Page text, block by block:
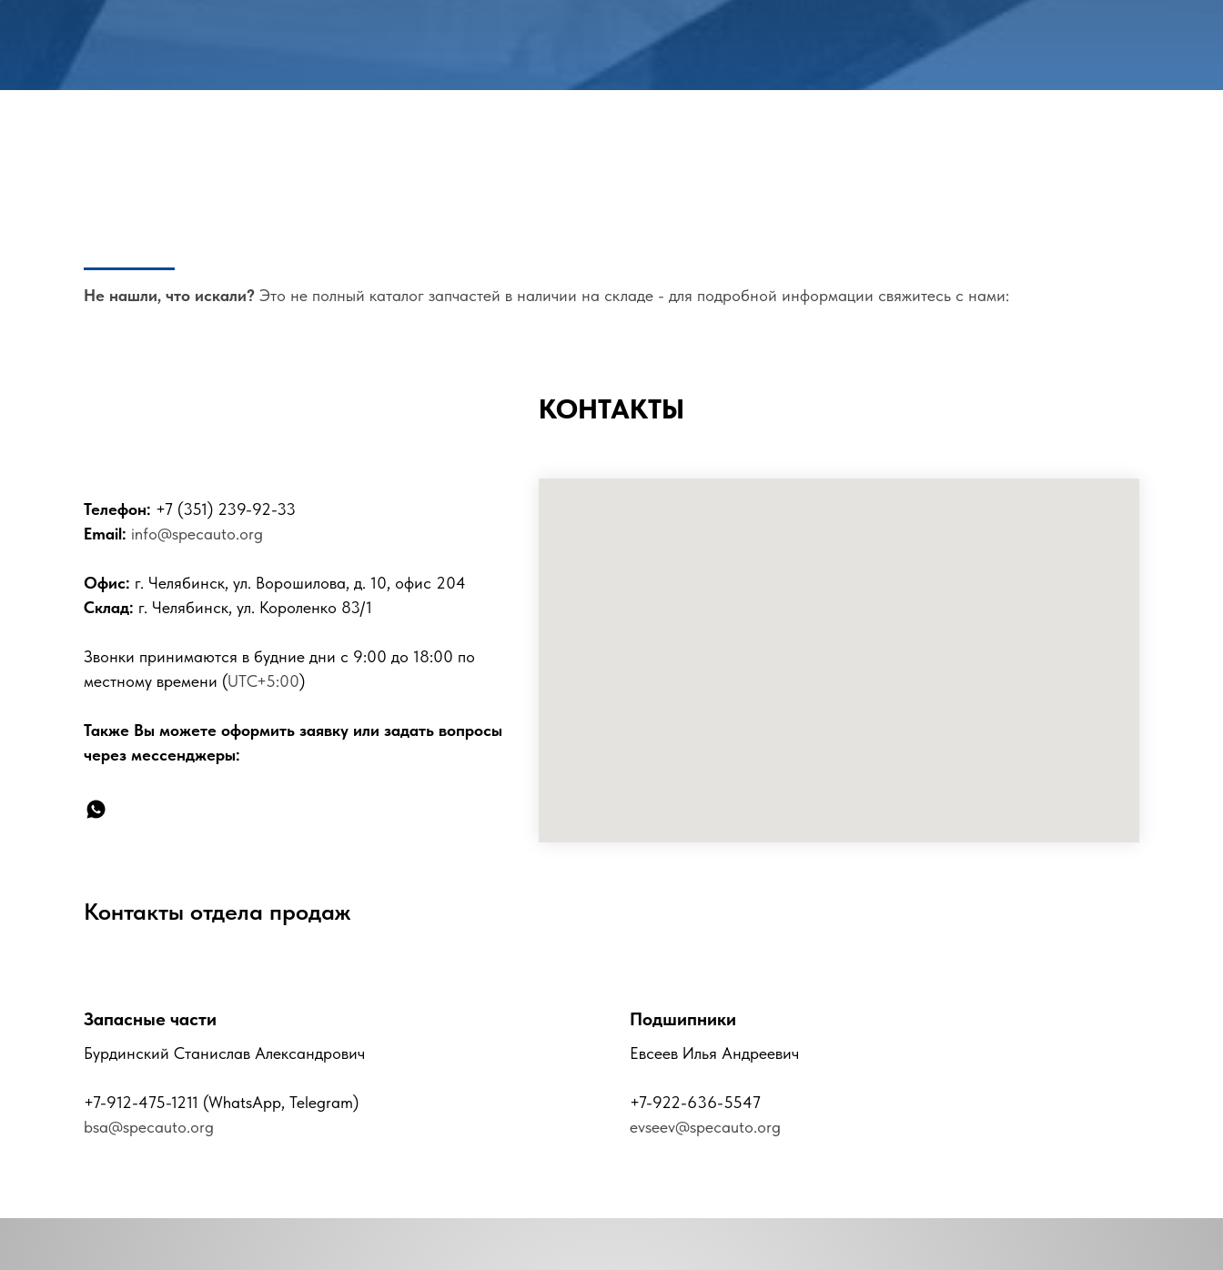
Не нашли, что искали? Это не полный каталог запчастей в наличии на складе - для подробной информации свяжитесь с нами:
КОНТАКТЫ
Телефон: +7 (351) 239-92-33
Email: info@specauto.org
Офис: г. Челябинск, ул. Ворошилова, д. 10, офис 204
Склад: г. Челябинск, ул. Короленко 83/1
Звонки принимаются в будние дни с 9:00 до 18:00 по
местному времени (UTC+5:00)
Также Вы можете оформить заявку или задать вопросы
через мессенджеры:
Контакты отдела продаж
Запасные части
Бурдинский Станислав Александрович
+7-912-475-1211 (WhatsApp, Telegram)
bsa@specauto.org
Подшипники
Евсеев Илья Андреевич
+7-922-636-5547
evseev@specauto.org